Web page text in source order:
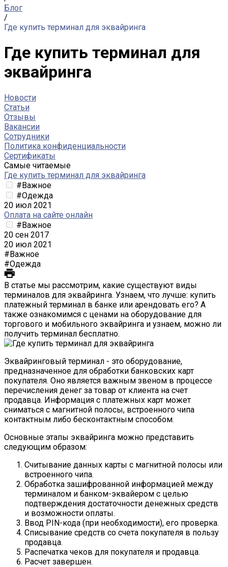
Блог
/
Где купить терминал для эквайринга
Где купить терминал для
эквайринга
Новости
Статьи
Отзывы
Вакансии
Сотрудники
Политика конфиденциальности
Сертификаты
Самые читаемые
Где купить терминал для эквайринга
#Важное
#Одежда
20 июл 2021
Оплата на сайте онлайн
#Важное
20 сен 2017
20 июл 2021
#Важное
#Одежда
В статье мы рассмотрим, какие существуют виды
терминалов для эквайринга. Узнаем, что лучше: купить
платежный терминал в банке или арендовать его? А
также ознакомимся с ценами на оборудование для
торгового и мобильного эквайринга и узнаем, можно ли
получить терминал бесплатно.
Эквайринговый терминал - это оборудование,
предназначенное для обработки банковских карт
покупателя. Оно является важным звеном в процессе
перечисления денег за товар от клиента на счет
продавца. Информация с платежных карт может
сниматься с магнитной полосы, встроенного чипа
контактным либо бесконтактным способом.
Основные этапы эквайринга можно представить
следующим образом:
Считывание данных карты с магнитной полосы или
встроенного чипа.
Обработка зашифрованной информацией между
терминалом и банком-эквайером с целью
подтверждения достаточности денежных средств
и возможности оплаты.
Ввод PIN-кода (при необходимости), его проверка.
Списывание средств со счета покупателя в пользу
продавца.
Распечатка чеков для покупателя и продавца.
Расчет завершен.